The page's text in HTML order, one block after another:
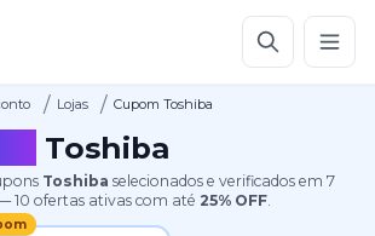
/ Lojas / Cupom Toshiba
Toshiba
Toshiba selecionados e verificados em 7
10 ofertas ativas com até 25% OFF.